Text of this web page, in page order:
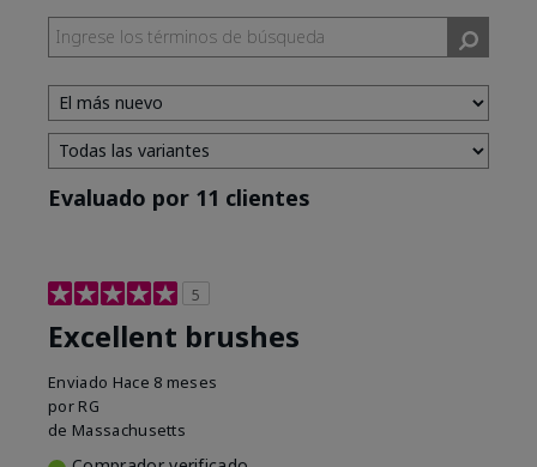
Evaluado por 11 clientes
5
Excellent brushes
Enviado Hace 8 meses
por RG
de Massachusetts